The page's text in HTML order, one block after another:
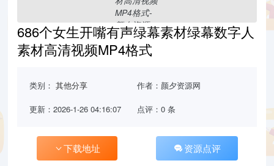
686个女生开嘴有声绿幕素材绿幕数字人
素材高清视频MP4格式
类别：其他分享 作者：颜夕资源网
更新：2026-1-26 04:16:07 点评：0 条
下载地址 资源点评